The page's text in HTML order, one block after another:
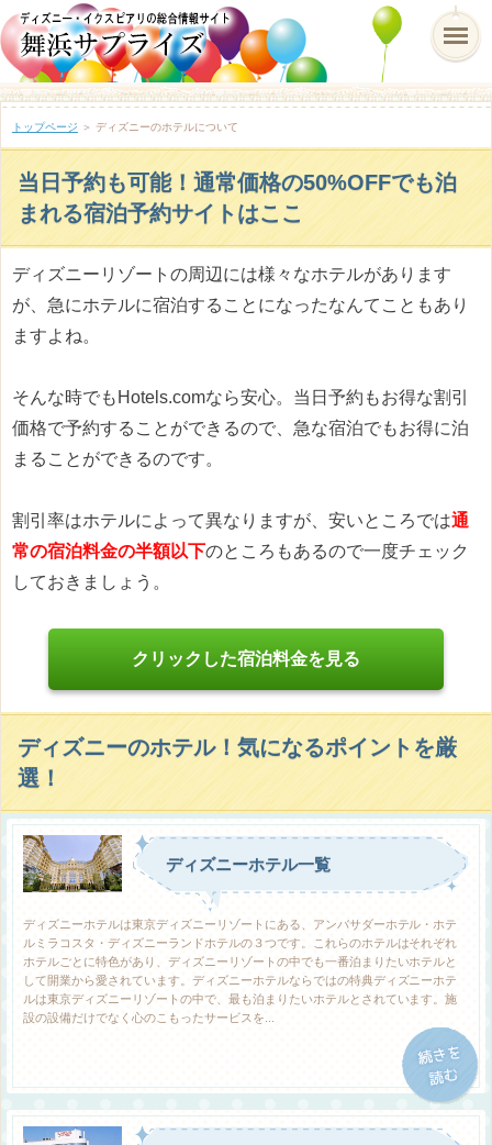
トップページ ＞ ディズニーのホテルについて
当日予約も可能！通常価格の50%OFFでも泊
まれる宿泊予約サイトはここ
ディズニーリゾートの周辺には様々なホテルがあります
が、急にホテルに宿泊することになったなんてこともあり
ますよね。
そんな時でもHotels.comなら安心。当日予約もお得な割引
価格で予約することができるので、急な宿泊でもお得に泊
まることができるのです。
割引率はホテルによって異なりますが、安いところでは通
常の宿泊料金の半額以下のところもあるので一度チェック
しておきましょう。
クリックした宿泊料金を見る
ディズニーのホテル！気になるポイントを厳
選！
ディズニーホテル一覧
ディズニーホテルは東京ディズニーリゾートにある、アンバサダーホテル・ホテ
ルミラコスタ・ディズニーランドホテルの３つです。これらのホテルはそれぞれ
ホテルごとに特色があり、ディズニーリゾートの中でも一番泊まりたいホテルと
して開業から愛されています。ディズニーホテルならではの特典ディズニーホテ
ルは東京ディズニーリゾートの中で、最も泊まりたいホテルとされています。施
設の設備だけでなく心のこもったサービスを...